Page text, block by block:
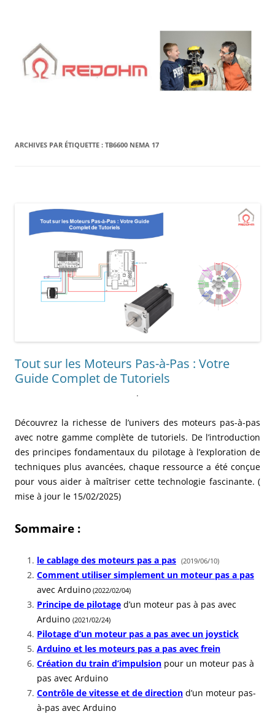
ARCHIVES PAR ÉTIQUETTE : TB6600 NEMA 17
Tout sur les Moteurs Pas-à-Pas : Votre
Guide Complet de Tutoriels
.
Découvrez la richesse de l’univers des moteurs pas-à-pas
avec notre gamme complète de tutoriels. De l’introduction
des principes fondamentaux du pilotage à l’exploration de
techniques plus avancées, chaque ressource a été conçue
pour vous aider à maîtriser cette technologie fascinante. (
mise à jour le 15/02/2025)
Sommaire :
le cablage des moteurs pas a pas (2019/06/10)
Comment utiliser simplement un moteur pas a pas
avec Arduino (2022/02/04)
Principe de pilotage d’un moteur pas à pas avec
Arduino (2021/02/24)
Pilotage d’un moteur pas a pas avec un joystick
Arduino et les moteurs pas a pas avec frein
Création du train d’impulsion pour un moteur pas à
pas avec Arduino
Contrôle de vitesse et de direction d’un moteur pas-
à-pas avec Arduino